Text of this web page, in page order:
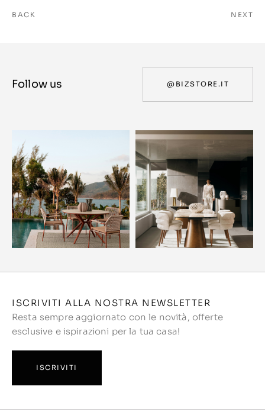
BACK NEXT
Follow us @BIZSTORE.IT
ISCRIVITI ALLA NOSTRA NEWSLETTER
Resta sempre aggiornato con le novità, offerte
esclusive e ispirazioni per la tua casa!
ISCRIVITI